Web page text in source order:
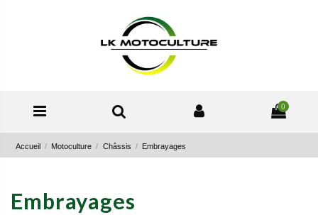
0
Accueil Motoculture Châssis Embrayages
Embrayages